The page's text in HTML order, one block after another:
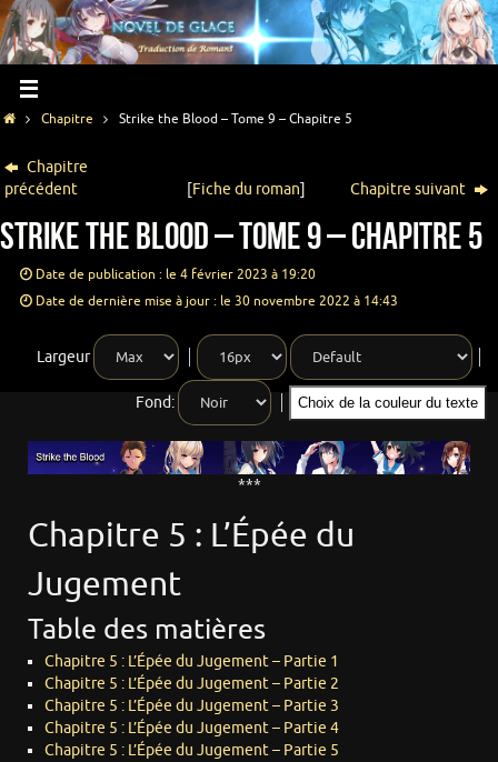
Chapitre Strike the Blood – Tome 9 – Chapitre 5
Chapitre
précédent
[Fiche du roman] Chapitre suivant
Strike the Blood – Tome 9 – Chapitre 5
Date de publication : le 4 février 2023 à 19:20
Date de dernière mise à jour : le 30 novembre 2022 à 14:43
Largeur
Fond: Choix de la couleur du texte
***
Chapitre 5 : L’Épée du
Jugement
Table des matières
Chapitre 5 : L’Épée du Jugement – Partie 1
Chapitre 5 : L’Épée du Jugement – Partie 2
Chapitre 5 : L’Épée du Jugement – Partie 3
Chapitre 5 : L’Épée du Jugement – Partie 4
Chapitre 5 : L’Épée du Jugement – Partie 5